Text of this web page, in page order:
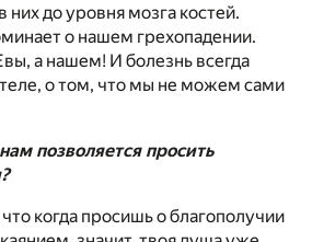
до уровня мозга костей.
о нашем грехопадении.
а нашем! И болезнь всегда
о том, что мы не можем сами
позволяется просить
когда просишь о благополучии